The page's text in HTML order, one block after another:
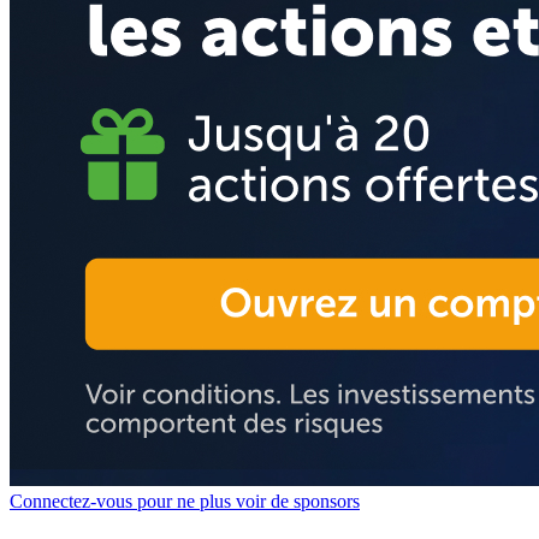
Connectez-vous pour ne plus voir de sponsors